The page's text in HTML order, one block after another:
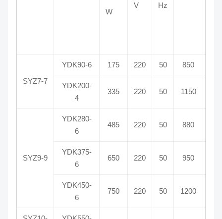
W
V Hz
SYZ7-7
YDK90-6 175 220 50 850
YDK200-
4
335 220 50 1150
SYZ9-9
YDK280-
6
485 220 50 880
YDK375-
6
650 220 50 950
YDK450-
6
750 220 50 1200